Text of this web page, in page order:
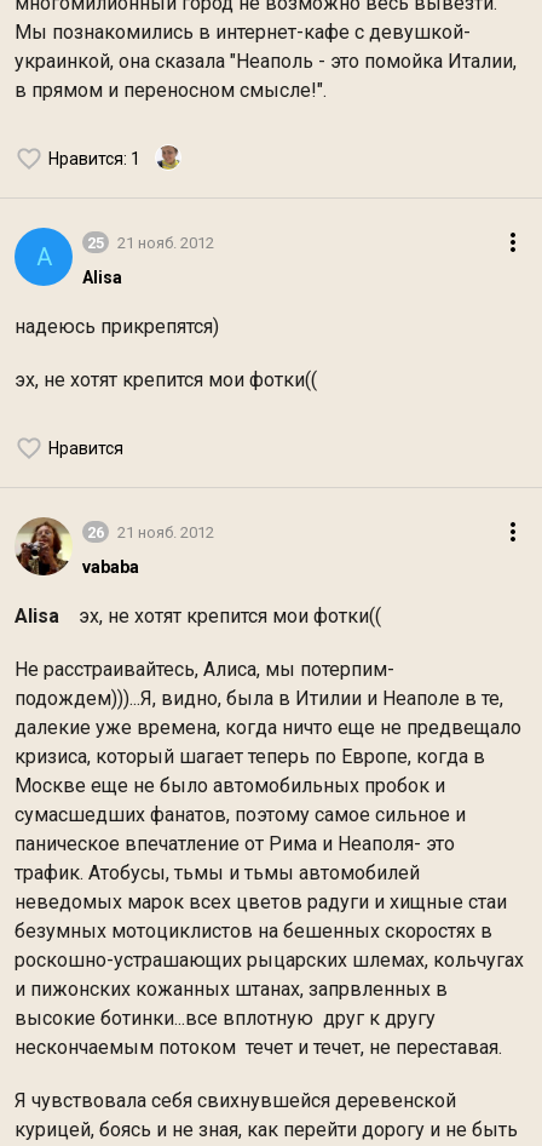
Мы познакомились в интернет-кафе с девушкой-
украинкой, она сказала "Неаполь - это помойка Италии,
в прямом и переносном смысле!".
Нравится: 1
A 25 21 нояб. 2012
Alisa
надеюсь прикрепятся)
эх, не хотят крепится мои фотки((
Нравится
26 21 нояб. 2012
vababa
Alisa эх, не хотят крепится мои фотки((
Не расстраивайтесь, Алиса, мы потерпим-
подождем)))...Я, видно, была в Итилии и Неаполе в те,
далекие уже времена, когда ничто еще не предвещало
кризиса, который шагает теперь по Европе, когда в
Москве еще не было автомобильных пробок и
сумасшедших фанатов, поэтому самое сильное и
паническое впечатление от Рима и Неаполя- это
трафик. Атобусы, тьмы и тьмы автомобилей
неведомых марок всех цветов радуги и хищные стаи
безумных мотоциклистов на бешенных скоростях в
роскошно-устрашающих рыцарских шлемах, кольчугах
и пижонских кожанных штанах, запрвленных в
высокие ботинки...все вплотную друг к другу
нескончаемым потоком течет и течет, не переставая.
Я чувствовала себя свихнувшейся деревенской
курицей, боясь и не зная, как перейти дорогу и не быть